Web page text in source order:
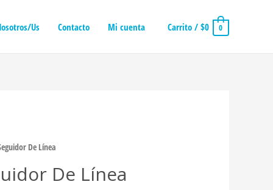
Us Contacto Mi cuenta Carrito/ $0 0
De Línea
De Línea